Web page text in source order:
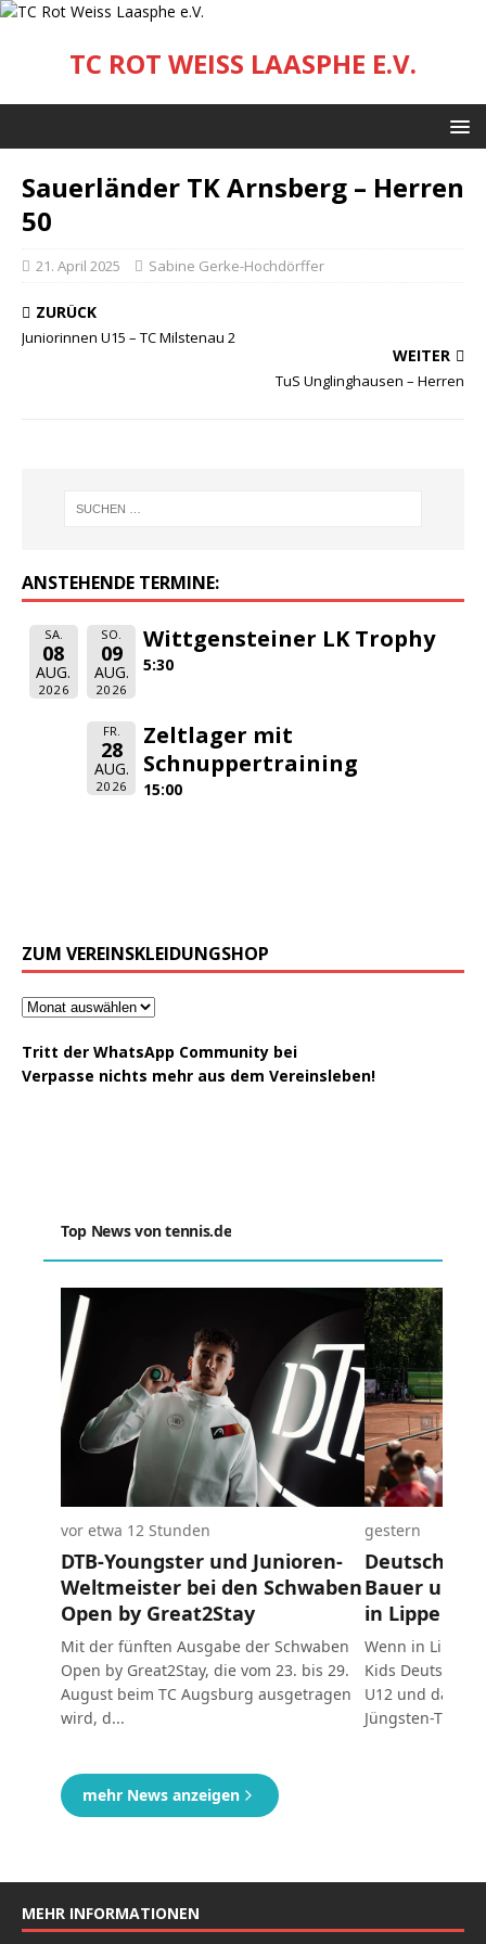
TC ROT WEISS LAASPHE E.V.
Sauerländer TK Arnsberg – Herren
50
21. April 2025 Sabine Gerke-Hochdörffer
ZURÜCK
Juniorinnen U15 – TC Milstenau 2
WEITER
TuS Unglinghausen – Herren
ANSTEHENDE TERMINE:
SA.
08
AUG.
2026
SO.
09
AUG.
2026
Wittgensteiner LK Trophy
5:30
FR.
28
AUG.
2026
Zeltlager mit
Schnuppertraining
15:00
ZUM VEREINSKLEIDUNGSHOP
Tritt der WhatsApp Community bei
Verpasse nichts mehr aus dem Vereinsleben!
MEHR INFORMATIONEN